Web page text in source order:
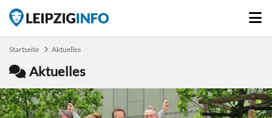
Startseite Aktuelles
Aktuelles